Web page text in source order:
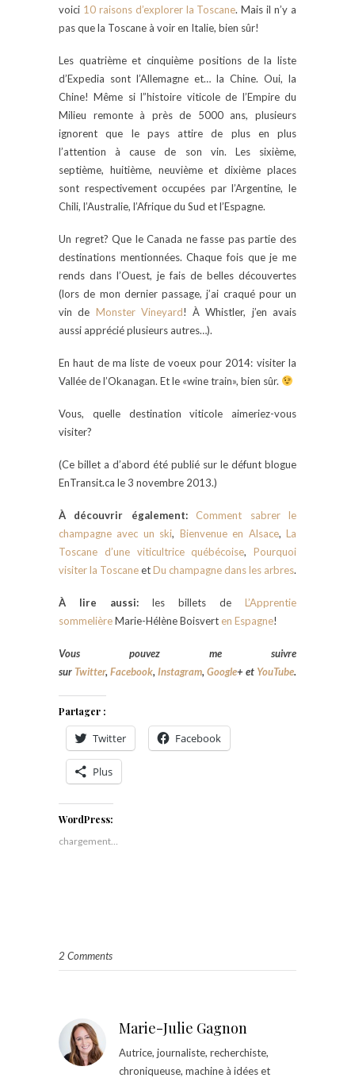
voici 10 raisons d’explorer la Toscane. Mais il n’y a
pas que la Toscane à voir en Italie, bien sûr!
Les quatrième et cinquième positions de la liste
d’Expedia sont l’Allemagne et… la Chine. Oui, la
Chine! Même si l”histoire viticole de l’Empire du
Milieu remonte à près de 5000 ans, plusieurs
ignorent que le pays attire de plus en plus
l’attention à cause de son vin. Les sixième,
septième, huitième, neuvième et dixième places
sont respectivement occupées par l’Argentine, le
Chili, l’Australie, l’Afrique du Sud et l’Espagne.
Un regret? Que le Canada ne fasse pas partie des
destinations mentionnées. Chaque fois que je me
rends dans l’Ouest, je fais de belles découvertes
(lors de mon dernier passage, j’ai craqué pour un
vin de Monster Vineyard! À Whistler, j’en avais
aussi apprécié plusieurs autres…).
En haut de ma liste de voeux pour 2014: visiter la
Vallée de l’Okanagan. Et le «wine train», bien sûr.
Vous, quelle destination viticole aimeriez-vous
visiter?
(Ce billet a d’abord été publié sur le défunt blogue
EnTransit.ca le 3 novembre 2013.)
À découvrir également:
Comment sabrer le
champagne avec un ski, Bienvenue en Alsace,La
Toscane d’une viticultrice québécoise, Pourquoi
visiter la ToscaneetDu champagne dans les arbres.
À lire aussi: les billets de L’Apprentie
sommelièreMarie-Hélène Boisvert en Espagne!
Vous pouvez me suivre
sur Twitter, Facebook, Instagram, Google+ et YouTube.
Partager :
Twitter Facebook
Plus
WordPress:
chargement…
2 Comments
Marie-Julie Gagnon
Autrice, journaliste, recherchiste,
chroniqueuse, machine à idées et